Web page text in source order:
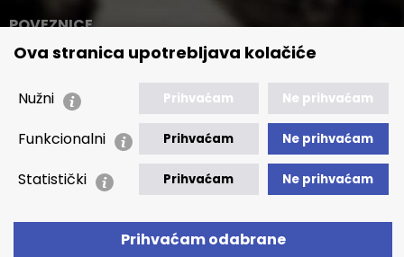
Ova stranica upotrebljava kolačiće
Nužni Prihvaćam Ne prihvaćam
Funkcionalni Prihvaćam Ne prihvaćam
Statistički Prihvaćam Ne prihvaćam
Prihvaćam odabrane
POVEZNICE
🢒 Novosti
🢒 Javna nabava
🢒 Izvještaji
🢒 Izjava o pristupačnosti